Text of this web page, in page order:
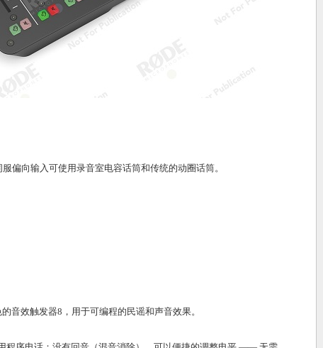
服偏向输入可使用录音室电容话筒和传统的动圈话筒。
的音效触发器8，用于可编程的民谣和声音效果。